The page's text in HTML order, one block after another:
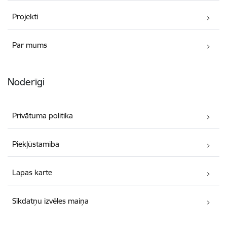
Projekti
Par mums
Noderīgi
Privātuma politika
Piekļūstamība
Lapas karte
Sīkdatņu izvēles maiņa